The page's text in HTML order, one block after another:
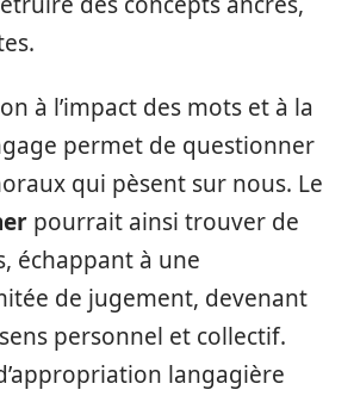
à l’impact des mots et à la
permet de questionner
qui pèsent sur nous. Le
pourrait ainsi trouver de
échappant à une
de jugement, devenant
personnel et collectif.
langagière